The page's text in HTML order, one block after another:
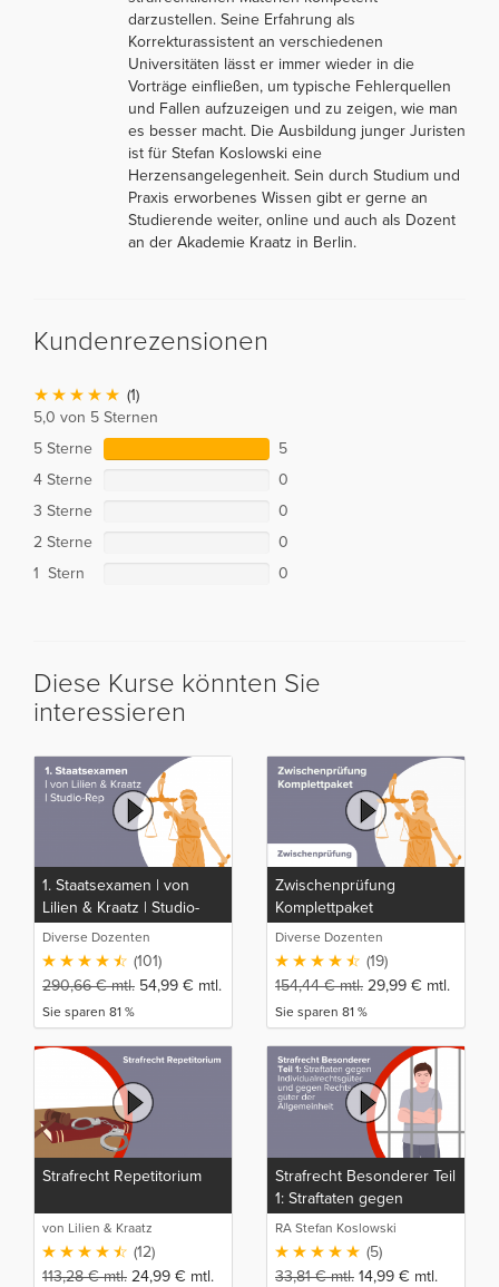
darzustellen. Seine Erfahrung als
Korrekturassistent an verschiedenen
Universitäten lässt er immer wieder in die
Vorträge einfließen, um typische Fehlerquellen
und Fallen aufzuzeigen und zu zeigen, wie man
es besser macht. Die Ausbildung junger Juristen
ist für Stefan Koslowski eine
Herzensangelegenheit. Sein durch Studium und
Praxis erworbenes Wissen gibt er gerne an
Studierende weiter, online und auch als Dozent
an der Akademie Kraatz in Berlin.
Kundenrezensionen
(1)
5,0 von 5 Sternen
5 Sterne
5
4 Sterne
0
3 Sterne
0
2 Sterne
0
1 Stern
0
Diese Kurse könnten Sie
interessieren
1. Staatsexamen | von
Lilien & Kraatz | Studio-
Rep
Diverse Dozenten
(101)
290,66€mtl. 54,99 € mtl.
Sie sparen 81 %
Zwischenprüfung
Komplettpaket
Diverse Dozenten
(19)
154,44€mtl. 29,99 € mtl.
Sie sparen 81 %
Strafrecht Repetitorium
von Lilien & Kraatz
(12)
113,28€mtl. 24,99 € mtl.
Strafrecht Besonderer Teil
1: Straftaten gegen
Individualrechtsgüter und
gegen Rechtsgüter der
Allgemeinheit
RA Stefan Koslowski
(5)
33,81€mtl. 14,99 € mtl.